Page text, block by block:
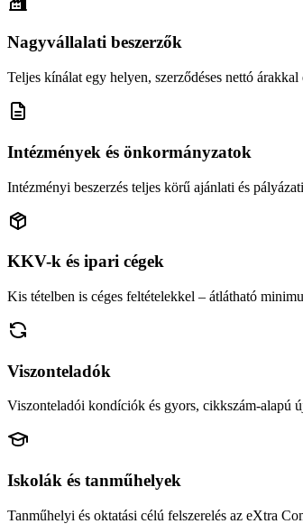
Nagyvállalati beszerzők
Teljes kínálat egy helyen, szerződéses nettó
Intézmények és önkormányzatok
Intézményi beszerzés teljes körű ajánlati és
KKV-k és ipari cégek
Kis tételben is céges feltételekkel – átlátható
Viszonteladók
Viszonteladói kondíciók és gyors, cikkszám-alapú
Iskolák és tanműhelyek
Tanműhelyi és oktatási célú felszerelés az eXtra